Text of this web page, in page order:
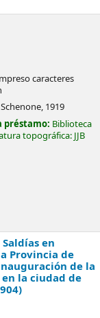
caracteres
Schenone, 1919
préstamo: Biblioteca
topográfica: JJB
en
Provincia de
de la
la ciudad de